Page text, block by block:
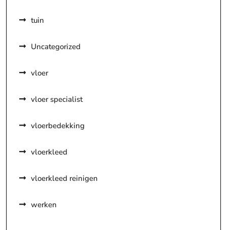
tuin
Uncategorized
vloer
vloer specialist
vloerbedekking
vloerkleed
vloerkleed reinigen
werken